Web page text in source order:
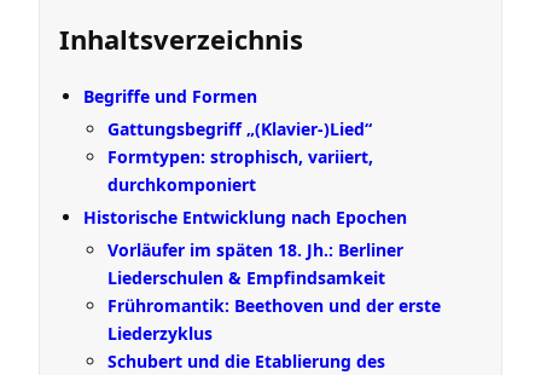
Inhaltsverzeichnis
Begriffe und Formen
Gattungsbegriff „(Klavier-)Lied“
Formtypen: strophisch, variiert,
durchkomponiert
Historische Entwicklung nach Epochen
Vorläufer im späten 18. Jh.: Berliner
Liederschulen & Empfindsamkeit
Frühromantik: Beethoven und der erste
Liederzyklus
Schubert und die Etablierung des